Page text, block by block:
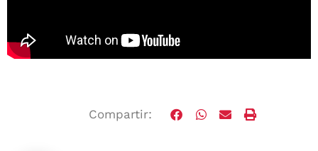
Compartir: